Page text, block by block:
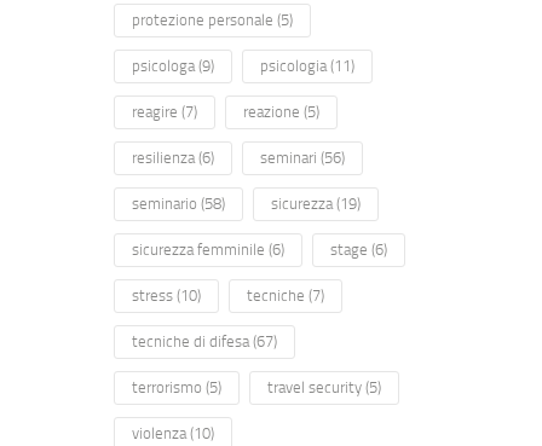
protezione personale (5)
psicologa(9) psicologia(11)
reagire (7) reazione (5)
resilienza(6) seminari (56)
seminario (58) sicurezza(19)
sicurezza femminile (6) stage (6)
stress(10) tecniche (7)
tecniche di difesa(67)
terrorismo (5) travel security(5)
violenza(10)